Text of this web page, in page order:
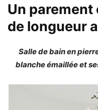
Un parement
de longueur
Salle de bain en
blanche émaillée et